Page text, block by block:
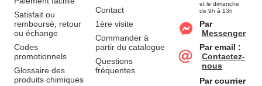
Satisfait ou
remboursé, retour
ou échange
Codes
promotionnels
Glossaire des
produits chimiques
Contact
1ère visite
Commander à
partir du catalogue
Questions
fréquentes
et le dimanche
de 9h à 13h
Par
Messenger
Par email :
Contactez-
nous
Par courrier